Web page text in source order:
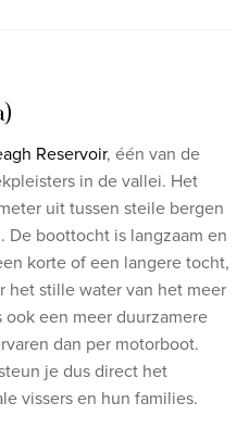
Reservoir, één van de
in de vallei. Het
uit tussen steile bergen
boottocht is langzaam en
korte of een langere tocht,
het stille water van het meer
een meer duurzamere
dan per motorboot.
je dus direct het
vissers en hun families.